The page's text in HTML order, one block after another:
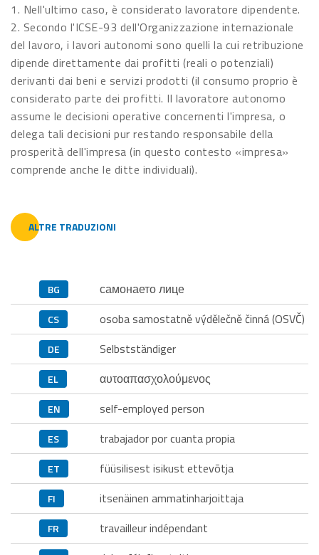
1. Nell'ultimo caso, è considerato lavoratore dipendente.
2. Secondo l'ICSE-93 dell'Organizzazione internazionale
del lavoro, i lavori autonomi sono quelli la cui retribuzione
dipende direttamente dai profitti (reali o potenziali)
derivanti dai beni e servizi prodotti (il consumo proprio è
considerato parte dei profitti. Il lavoratore autonomo
assume le decisioni operative concernenti l'impresa, o
delega tali decisioni pur restando responsabile della
prosperità dell'impresa (in questo contesto «impresa»
comprende anche le ditte individuali).
ALTRE TRADUZIONI
BG самонаето лице
CS osoba samostatně výdělečně činná (OSVČ)
DE Selbstständiger
EL αυτοαπασχολούμενος
EN self-employed person
ES trabajador por cuanta propia
ET füüsilisest isikust ettevõtja
FI itsenäinen ammatinharjoittaja
FR travailleur indépendant